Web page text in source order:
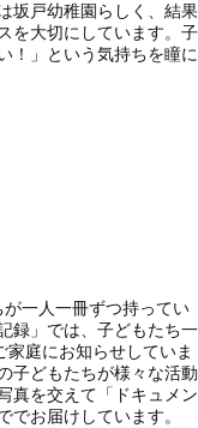
坂戸幼稚園らしく、結果
を大切にしています。子
！」という気持ちを瞳に
一人一冊ずつ持ってい
録」では、子どもたち一
家庭にお知らせしていま
子どもたちが様々な活動
真を交えて「ドキュメン
でお届けしています。